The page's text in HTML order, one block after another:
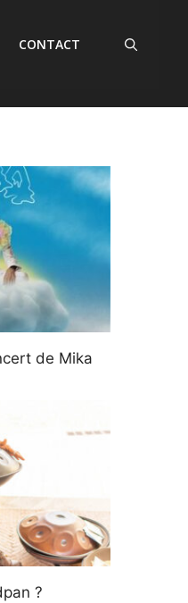
CONTACT
de Mika
?